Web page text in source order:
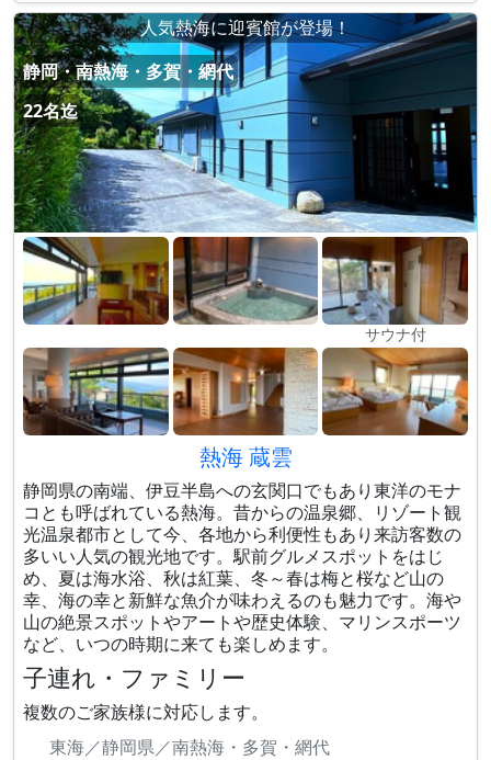
人気熱海に迎賓館が登場！
静岡・南熱海・多賀・網代
22名迄
サウナ付
熱海 蔵雲
静岡県の南端、伊豆半島への玄関口でもあり東洋のモナ
コとも呼ばれている熱海。昔からの温泉郷、リゾート観
光温泉都市として今、各地から利便性もあり来訪客数の
多いい人気の観光地です。駅前グルメスポットをはじ
め、夏は海水浴、秋は紅葉、冬～春は梅と桜など山の
幸、海の幸と新鮮な魚介が味わえるのも魅力です。海や
山の絶景スポットやアートや歴史体験、マリンスポーツ
など、いつの時期に来ても楽しめます。
子連れ・ファミリー
複数のご家族様に対応します。
東海／静岡県／南熱海・多賀・網代